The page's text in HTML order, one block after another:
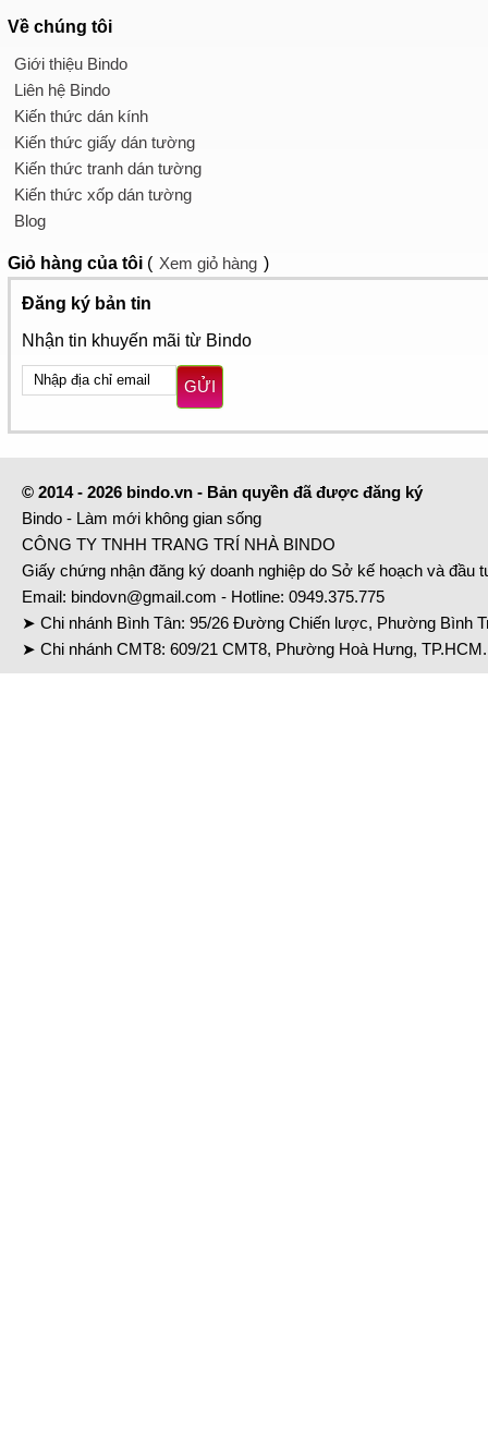
Về chúng tôi
Giới thiệu Bindo
Liên hệ Bindo
Kiến thức dán kính
Kiến thức giấy dán tường
Kiến thức tranh dán tường
Kiến thức xốp dán tường
Blog
Giỏ hàng của tôi ( Xem giỏ hàng )
Đăng ký bản tin
Nhận tin khuyến mãi từ Bindo
GỬI
© 2014 - 2026 bindo.vn - Bản quyền đã được đăng ký
Bindo - Làm mới không gian sống
CÔNG TY TNHH TRANG TRÍ NHÀ BINDO
Giấy chứng nhận đăng ký doanh nghiệp do Sở kế hoạch và đầu
Email: bindovn@gmail.com - Hotline: 0949.375.775
➤ Chi nhánh Bình Tân: 95/26 Đường Chiến lược, Phường Bình
➤ Chi nhánh CMT8: 609/21 CMT8, Phường Hoà Hưng,